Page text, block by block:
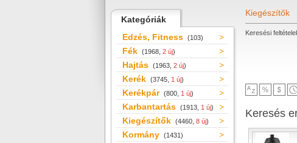
Kategóriák
Edzés, Fitness (103)
Fék (1968, 2 új)
Hajtás (1963, 2 új)
Kerék (3745, 1 új)
Kerékpár (800, 1 új)
Karbantartás (1913, 1 új)
Kiegészítők (4460, 8 új)
Kormány (1431)
Kiegészítők
Keresési
Keresés